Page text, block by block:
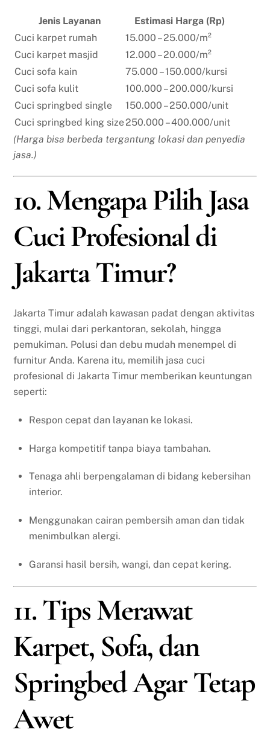
Jenis Layanan
Estimasi Harga (Rp)
Cuci karpet rumah
15.000 – 25.000/m²
Cuci karpet masjid
12.000 – 20.000/m²
Cuci sofa kain
75.000 – 150.000/kursi
Cuci sofa kulit
100.000 – 200.000/kursi
Cuci springbed single
150.000 – 250.000/unit
Cuci springbed king size250.000 – 400.000/unit
(Harga bisa berbeda tergantung lokasi dan penyedia
jasa.)
10. Mengapa Pilih Jasa
Cuci Profesional di
Jakarta Timur?
Jakarta Timur adalah kawasan padat dengan aktivitas
tinggi, mulai dari perkantoran, sekolah, hingga
pemukiman. Polusi dan debu mudah menempel di
furnitur Anda. Karena itu, memilih jasa cuci
profesional di Jakarta Timur memberikan keuntungan
seperti:
Respon cepat dan layanan ke lokasi.
Harga kompetitif tanpa biaya tambahan.
Tenaga ahli berpengalaman di bidang kebersihan
interior.
Menggunakan cairan pembersih aman dan tidak
menimbulkan alergi.
Garansi hasil bersih, wangi, dan cepat kering.
11. Tips Merawat
Karpet, Sofa, dan
Springbed Agar Tetap
Awet